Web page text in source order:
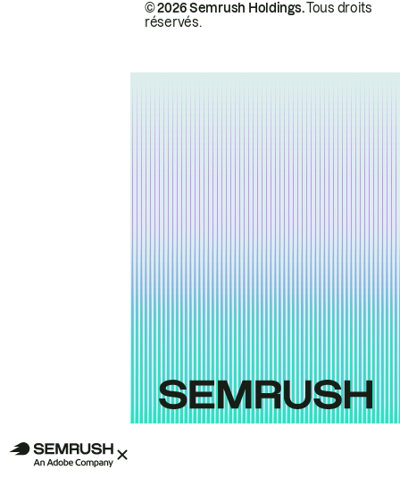
© 2026 Semrush Holdings.Tous droits
réservés.